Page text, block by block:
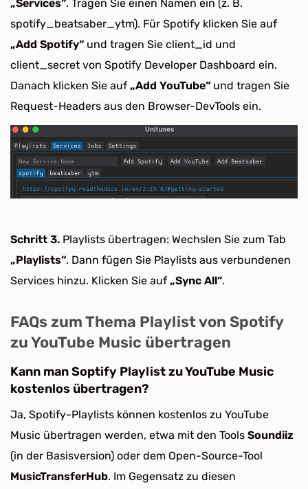
„Services“. Tragen Sie einen Namen ein (z. B.
spotify_beatsaber_ytm). Für Spotify klicken Sie auf
„Add Spotify“ und tragen Sie client_id und
client_secret von Spotify Developer Dashboard ein.
Danach klicken Sie auf „Add YouTube“ und tragen Sie
Request-Headers aus den Browser-DevTools ein.
Schritt 3. Playlists übertragen: Wechslen Sie zum Tab
„Playlists“. Dann fügen Sie Playlists aus verbundenen
Services hinzu. Klicken Sie auf „Sync All“.
FAQs zum Thema Playlist von Spotify
zu YouTube Music übertragen
Kann man Soptify Playlist zu YouTube Music
kostenlos übertragen?
Ja, Spotify-Playlists können kostenlos zu YouTube
Music übertragen werden, etwa mit den Tools Soundiiz
(in der Basisversion) oder dem Open-Source-Tool
MusicTransferHub. Im Gegensatz zu diesen